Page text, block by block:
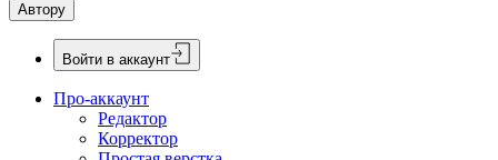
Автору
Войти в аккаунт
Про-аккаунт
Редактор
Корректор